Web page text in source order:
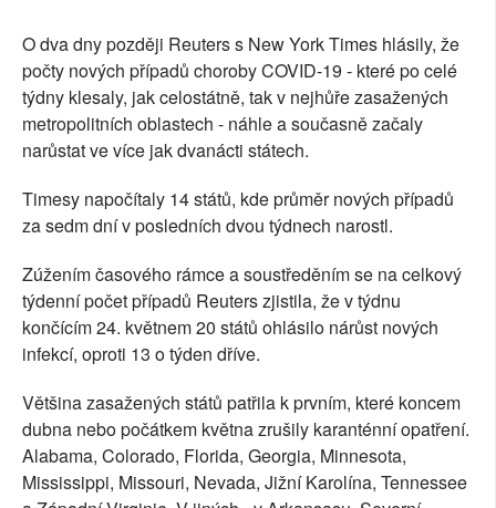
O dva dny později Reuters s New York Times hlásily, že
počty nových případů choroby COVID-19 - které po celé
týdny klesaly, jak celostátně, tak v nejhůře zasažených
metropolitních oblastech - náhle a současně začaly
narůstat ve více jak dvanácti státech.
Timesy napočítaly 14 států, kde průměr nových případů
za sedm dní v posledních dvou týdnech narostl.
Zúžením časového rámce a soustředěním se na celkový
týdenní počet případů Reuters zjistila, že v týdnu
končícím 24. květnem 20 států ohlásilo nárůst nových
infekcí, oproti 13 o týden dříve.
Většina zasažených států patřila k prvním, které koncem
dubna nebo počátkem května zrušily karanténní opatření.
Alabama, Colorado, Florida, Georgia, Minnesota,
Mississippi, Missouri, Nevada, Jižní Karolína, Tennessee